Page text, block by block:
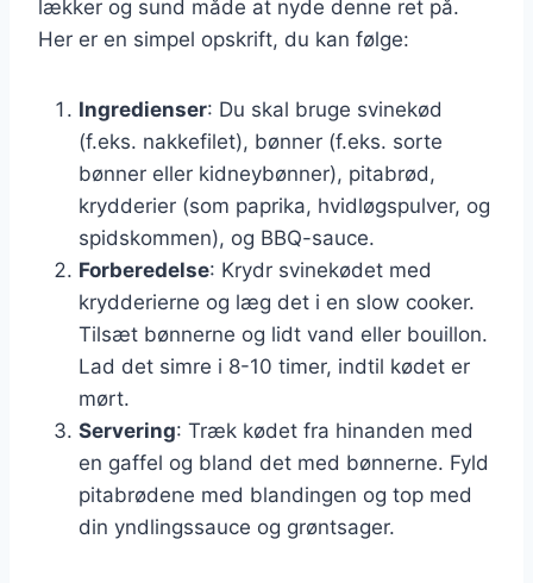
lækker og sund måde at nyde denne ret på.
Her er en simpel opskrift, du kan følge:
Ingredienser: Du skal bruge svinekød
(f.eks. nakkefilet), bønner (f.eks. sorte
bønner eller kidneybønner), pitabrød,
krydderier (som paprika, hvidløgspulver, og
spidskommen), og BBQ-sauce.
Forberedelse: Krydr svinekødet med
krydderierne og læg det i en slow cooker.
Tilsæt bønnerne og lidt vand eller bouillon.
Lad det simre i 8-10 timer, indtil kødet er
mørt.
Servering: Træk kødet fra hinanden med
en gaffel og bland det med bønnerne. Fyld
pitabrødene med blandingen og top med
din yndlingssauce og grøntsager.